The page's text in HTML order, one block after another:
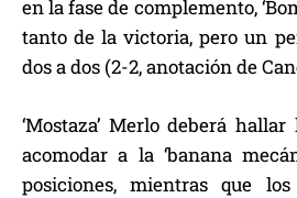
en la fase de complemento,
tanto de la victoria, pero un
dos a dos (2-2, anotación de
‘Mostaza’ Merlo deberá
acomodar a la ‘banana
posiciones, mientras que